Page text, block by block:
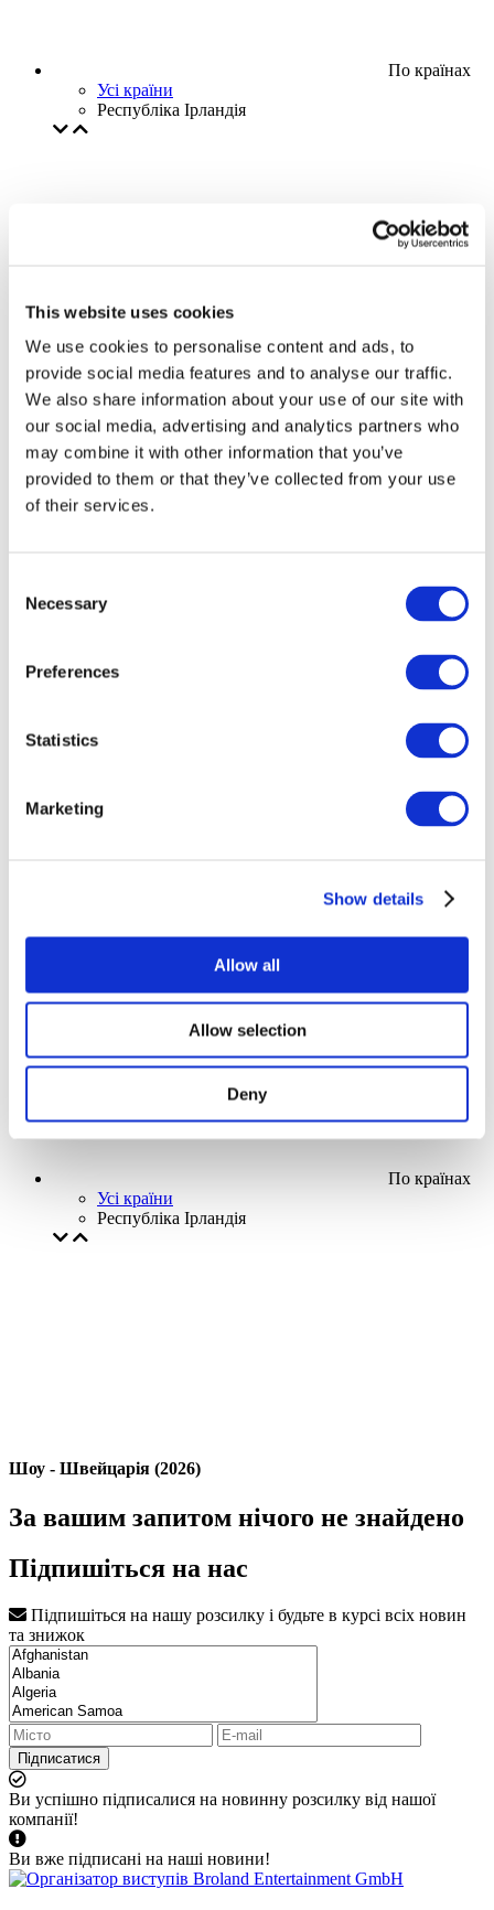
This website uses cookies
We use cookies to personalise content and ads, to
provide social media features and to analyse our traffic.
We also share information about your use of our site with
our social media, advertising and analytics partners who
may combine it with other information that you’ve
provided to them or that they’ve collected from your use
of their services.
Selection
Necessary
Preferences
Statistics
Marketing
Show details
Allow all
Allow selection
Deny
По країнах
Усі країни
Республіка Ірландія
Заходи
Наша спецпропозиція
Без піджанру
По країнах
Усі країни
Республіка Ірландія
Шоу - Швейцарія (2026)
За вашим запитом нічого не знайдено
Підпишіться на нас
Підпишіться на нашу розсилку і будьте в курсі всіх новин
та знижок
Підписатися
Ви успішно підписалися на новинну розсилку від нашої
компанії!
Ви вже підписані на наші новини!